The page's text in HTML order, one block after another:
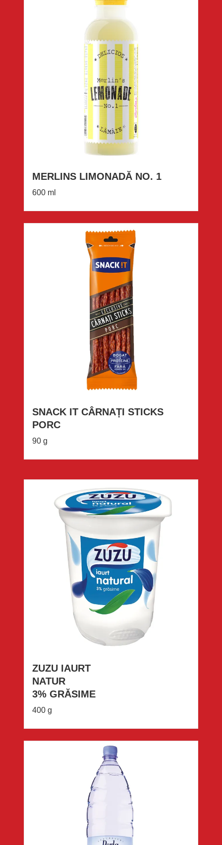
MERLINS LIMONADĂ NO. 1
600 ml
SNACK IT CÂRNAȚI STICKS
PORC
90 g
ZUZU IAURT
NATUR
3% GRĂSIME
400 g